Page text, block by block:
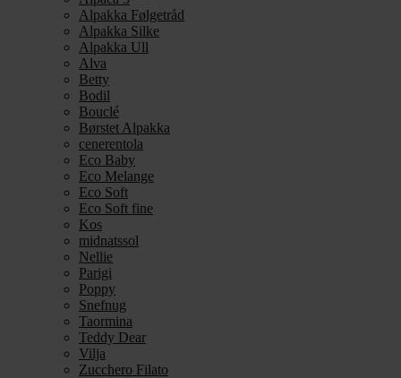
Alpakka Følgetråd
Alpakka Silke
Alpakka Ull
Alva
Betty
Bodil
Bouclé
Børstet Alpakka
cenerentola
Eco Baby
Eco Melange
Eco Soft
Eco Soft fine
Kos
midnatssol
Nellie
Parigi
Poppy
Snefnug
Taormina
Teddy Dear
Vilja
Zucchero Filato